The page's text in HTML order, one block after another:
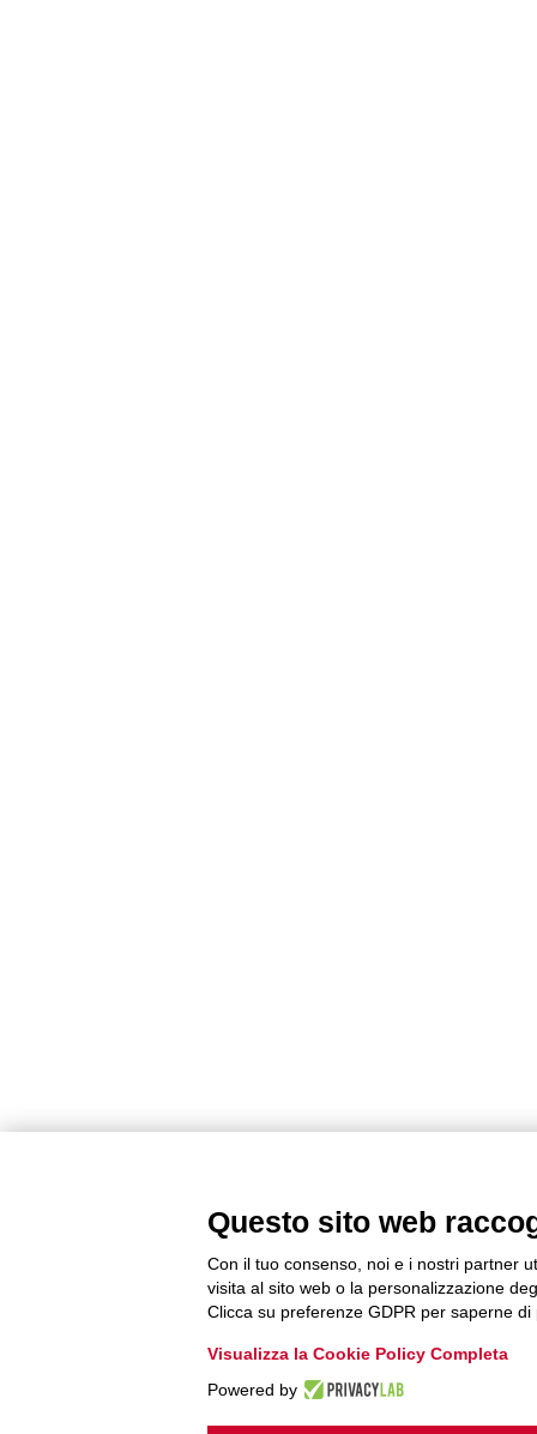
Questo sito web
Con il tuo consenso, noi e i nostri partner
visita al sito web o la personalizzazione
Clicca su preferenze GDPR per saperne di
Visualizza la Cookie Policy Completa
Powered by